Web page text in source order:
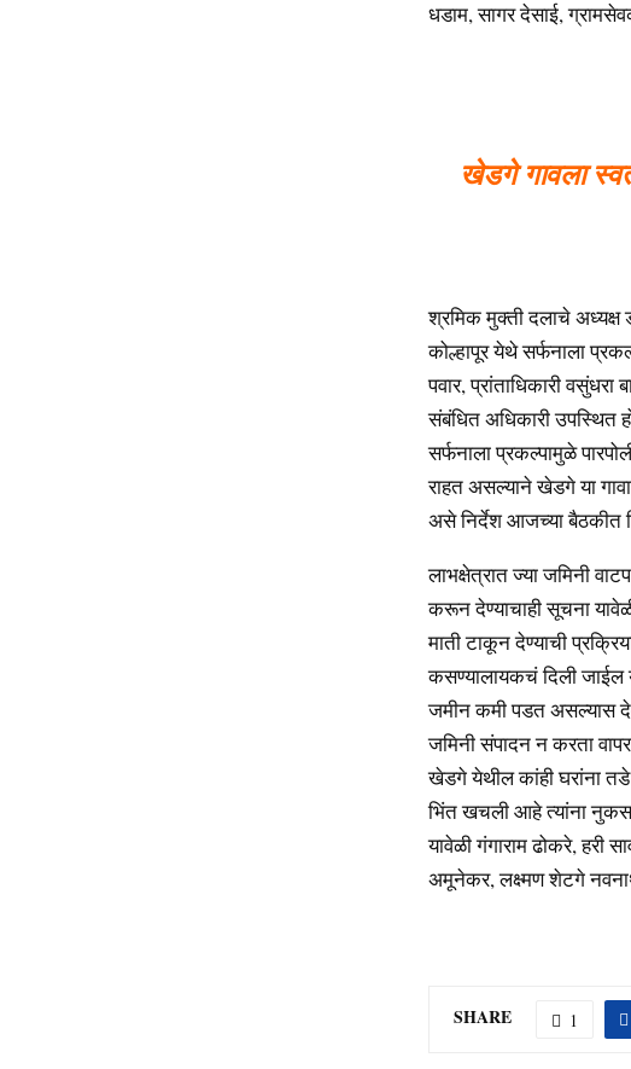
धडाम, सागर देसाई,
खेडगे गावला
श्रमिक मुक्ती दलाचे अध्यक्ष
कोल्हापूर येथे सर्फनाला
पवार, प्रांताधिकारी
संबंधित अधिकारी उपस्थित
सर्फनाला प्रकल्पामुळे
राहत असल्याने खेडगे या
असे निर्देश आजच्या बैठकीत
लाभक्षेत्रात ज्या जमिनी
करून देण्याचाही सूचना
माती टाकून देण्याची
कसण्यालायकचं दिली जाईल
जमीन कमी पडत असल्यास
जमिनी संपादन न करता
खेडगे येथील कांही घरांना
भिंत खचली आहे त्यांना
यावेळी गंगाराम ढोकरे, हरी
अमूनेकर, लक्ष्मण शेटगे
SHARE 1